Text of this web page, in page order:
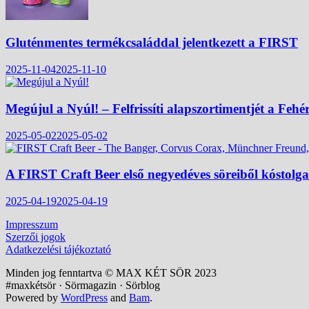
Gluténmentes termékcsaláddal jelentkezett a FIRST
2025-11-042025-11-10
Megújul a Nyúl! – Felfrissíti alapszortimentjét a
2025-05-022025-05-02
A FIRST Craft Beer első negyedéves söreiből
2025-04-192025-04-19
Impresszum
Szerzői jogok
Adatkezelési tájékoztató
Minden jog fenntartva © MAX KÉT SÖR 2023
#maxkétsör · Sörmagazin · Sörblog
Powered by WordPress and Bam.